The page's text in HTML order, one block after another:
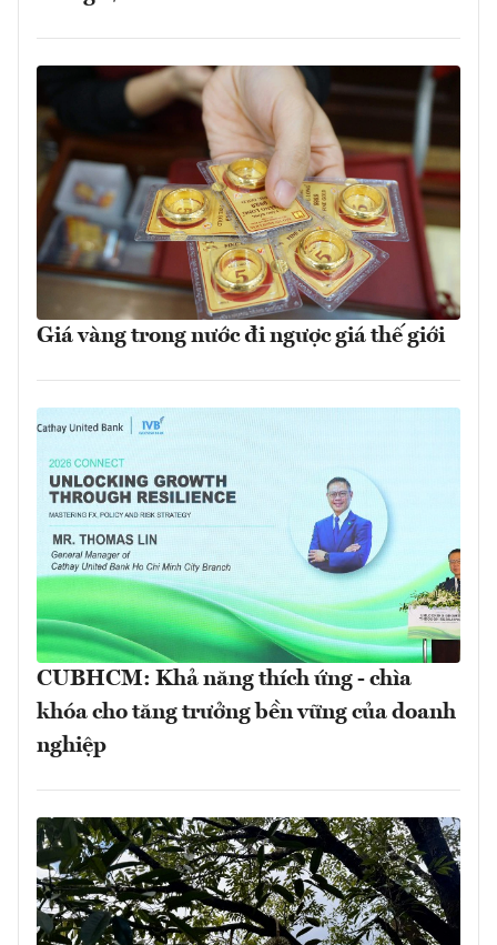
Giá vàng trong nước đi ngược giá thế giới
CUBHCM: Khả năng thích ứng - chìa
khóa cho tăng trưởng bền vững của doanh
nghiệp